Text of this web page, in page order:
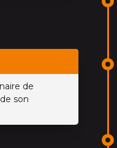
de
son